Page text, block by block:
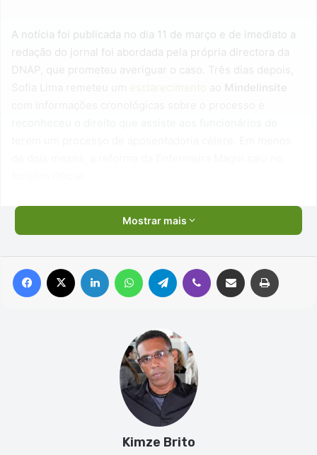
A notícia foi publicada no dia 11 de março e de imediato a
redação do jornal foi abordada pela própria directora da
DNAP, que prometeu averiguar o caso. Três dias depois,
Mostrar mais
Facebook Linkedin WhatsAppTelegram Viber Compartilhar via e-mail
Kimze Brito